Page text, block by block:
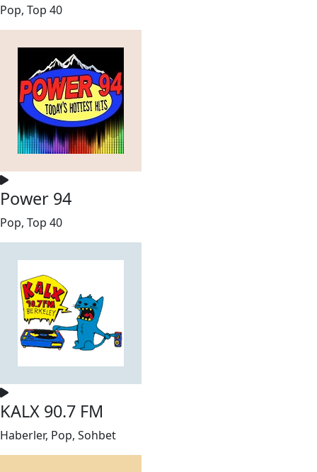
Pop, Top 40
Power 94
Pop, Top 40
KALX 90.7 FM
Haberler, Pop, Sohbet